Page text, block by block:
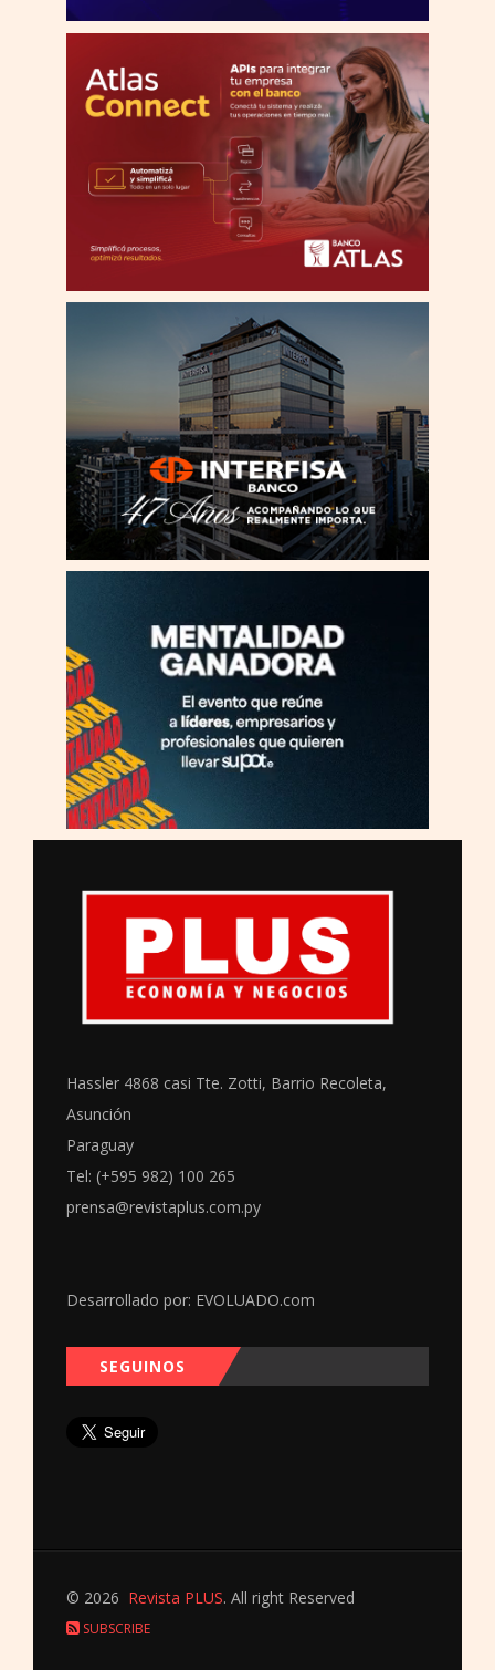
Hassler 4868 casi Tte. Zotti, Barrio Recoleta,
Asunción
Paraguay
Tel: (+595 982) 100 265
prensa@revistaplus.com.py
Desarrollado por: EVOLUADO.com
SEGUINOS
© 2026 Revista PLUS. All right Reserved
SUBSCRIBE